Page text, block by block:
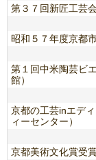
第３７回新匠工芸
昭和５７年度京都
第１回中米陶芸ビ
館）
京都の工芸inエデ
ィーセンター）
京都美術文化賞受